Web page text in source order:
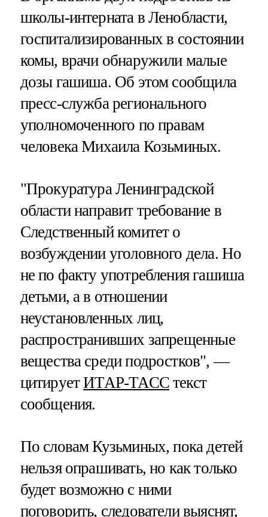
школы-интерната в Ленобласти,
госпитализированных в состоянии
комы, врачи обнаружили малые
дозы гашиша. Об этом сообщила
пресс-служба регионального
уполномоченного по правам
человека Михаила Козьминых.
"Прокуратура Ленинградской
области направит требование в
Следственный комитет о
возбуждении уголовного дела. Но
не по факту употребления гашиша
детьми, а в отношении
неустановленных лиц,
распространивших запрещенные
вещества среди подростков", —
цитируетИТАР-ТАССтекст
сообщения.
По словам Кузьминых, пока детей
нельзя опрашивать, но как только
будет возможно с ними
поговорить, следователи выяснят,